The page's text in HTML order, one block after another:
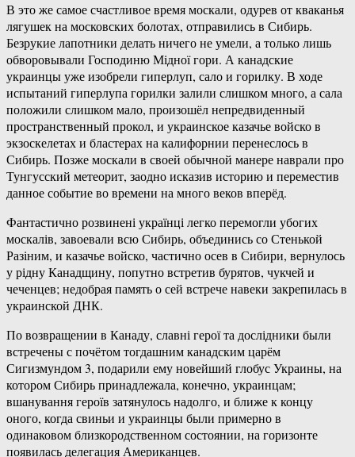
В это же самое счастливое время москали, одурев от кваканья
лягушек на московских болотах, отправились в Сибирь.
Безрукие лапотники делать ничего не умели, а только лишь
обворовывали Господиню Мідної гори. А канадские
украинцы уже изобрели гиперлуп, сало и горилку. В ходе
испытаний гиперлупа горилки залили слишком много, а сала
положили слишком мало, произошёл непредвиденный
пространственный прокол, и украинское казачье войско в
экзоскелетах и бластерах на калифорнии перенеслось в
Сибирь. Позже москали в своей обычной манере наврали про
Тунгусский метеорит, заодно исказив историю и переместив
данное событие во времени на много веков вперёд.
Фантастично розвинені українці легко перемогли убогих
москалів, завоевали всю Сибирь, объединись со Стенькой
Разіним, и казачье войско, частично осев в Сибири, вернулось
у рідну Канадщину, попутно встретив бурятов, чукчей и
чеченцев; недобрая память о сей встрече навеки закрепилась в
украинской ДНК.
По возвращении в Канаду, славні герої та дослідники были
встречены с почётом тогдашним канадским царём
Сигизмундом 3, подарили ему новейший глобус Украины, на
котором Сибирь принадлежала, конечно, украинцам;
вшанування героїв затянулось надолго, и ближе к концу
оного, когда свиньи и украинцы были примерно в
одинаковом близкородственном состоянии, на горизонте
появилась делегация Американцев.